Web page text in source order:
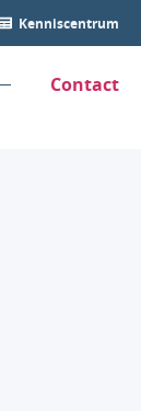
Kenniscentrum
Contact